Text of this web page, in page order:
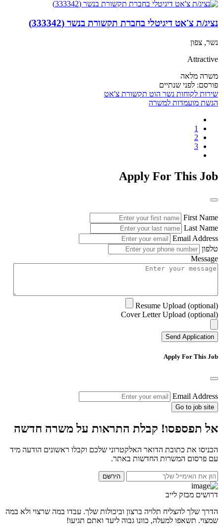
נציג/ת צ'אט דיגיטלי בחברת תקשורת בנשר (333342)
נשר, צפון
Attractive
משרה מלאה
פורסם: לפני שנתיים
שירות לקוחות נשר הוט תקשורת צ'אט
הגשת מועמדות למשרה
1
2
3
Apply For This Job
First Name
Last Name
Email Address
טלפון
Message
Resume Upload (optional)
Cover Letter Upload (optional)
Send Application
Apply For This Job
Email Address
Go to job site
אל תפספסו! קבלת התראות על משרה חדשה
הכניסו את כתובת הדואר האלקטרוני שלכם וקבלו ראשונים הודעה מיד
עם פרסום המשרות החדשות באתר.
הירשם
דרושים מבזק לייב
הדרך שלך להצליח תלויה ברצון וביכולות שלך. עבדו במה שרצוי ולא במה
שמצוי. תשאפו למעלה, כוונו גבוה ליעד ואתם תגיעו!